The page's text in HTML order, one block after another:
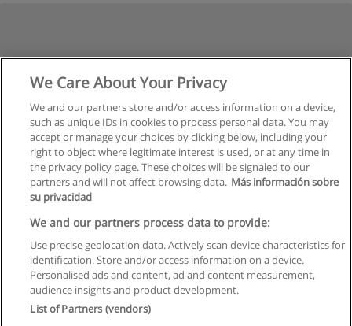
Regras de uso
Privacidade de dados
We Care About Your Privacy
We and our partners store and/or access information on a device,
such as unique IDs in cookies to process personal data. You may
accept or manage your choices by clicking below, including your
right to object where legitimate interest is used, or at any time in
the privacy policy page. These choices will be signaled to our
partners and will not affect browsing data. Más información sobre
su privacidad
We and our partners process data to provide:
Use precise geolocation data. Actively scan device characteristics for
identification. Store and/or access information on a device.
Personalised ads and content, ad and content measurement,
audience insights and product development.
List of Partners (vendors)